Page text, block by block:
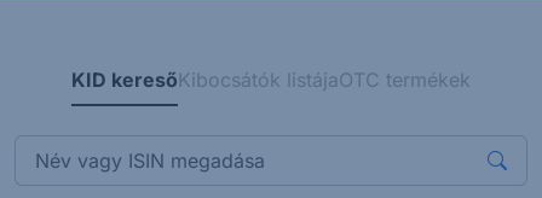
KID keresőKibocsátók listájaOTC termékek